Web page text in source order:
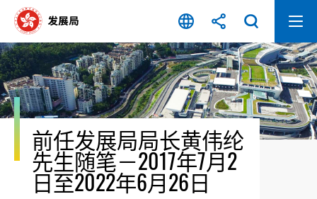
容
开
始
前任发展局局长黄伟纶
先生随笔－2017年7月2
日至2022年6月26日